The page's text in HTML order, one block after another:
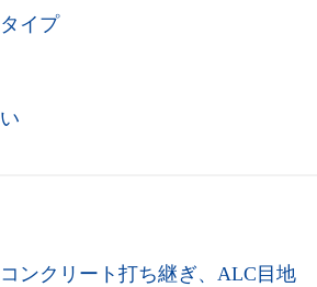
イプ
ンクリート打ち継ぎ、ALC目地